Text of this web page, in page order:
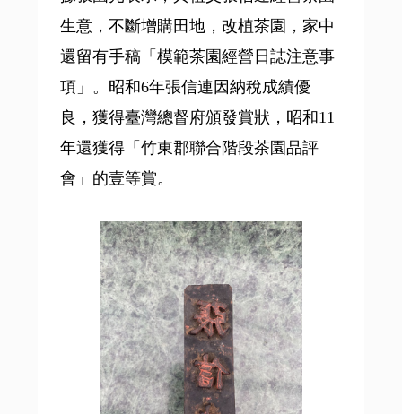
生意，不斷增購田地，改植茶園，家中
還留有手稿「模範茶園經營日誌注意事
項」。昭和6年張信連因納稅成績優
良，獲得臺灣總督府頒發賞狀，昭和11
年還獲得「竹東郡聯合階段茶園品評
會」的壹等賞。